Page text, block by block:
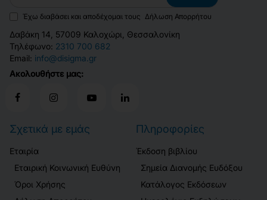
Έχω διαβάσει και αποδέχομαι τους Δήλωση Απορρήτου
Δαβάκη 14, 57009 Καλοχώρι, Θεσσαλονίκη
Τηλέφωνο: 2310 700 682
Email: info@disigma.gr
Ακολουθήστε μας:
Σχετικά με εμάς
Εταιρία
Εταιρική Κοινωνική Ευθύνη
Όροι Χρήσης
Πληροφορίες
Έκδοση βιβλίου
Σημεία Διανομής Ευδόξου
Κατάλογος Εκδόσεων